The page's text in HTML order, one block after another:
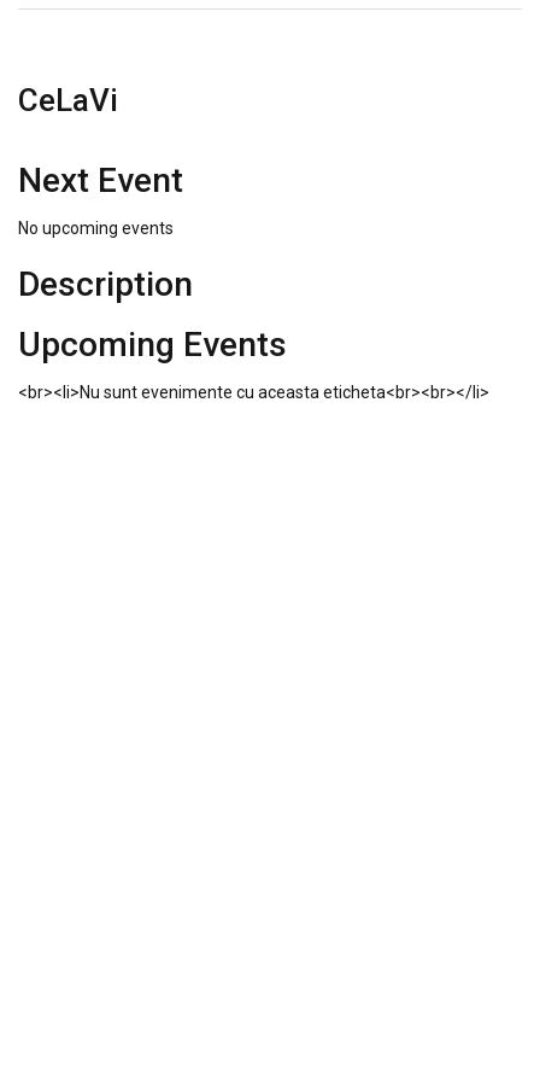
CeLaVi
Next Event
No upcoming events
Description
Upcoming Events
<br><li>Nu sunt evenimente cu aceasta eticheta<br><br></li>